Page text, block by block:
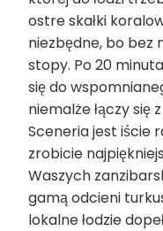
ostre skałki
niezbędne, bo bez
stopy. Po 20
się do
niemalże łączy się
Sceneria jest iście
zrobicie
Waszych
gamą odcieni
lokalne łodzie